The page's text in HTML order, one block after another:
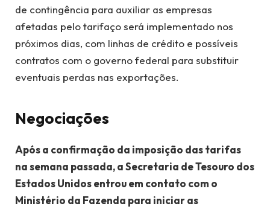
de contingência para auxiliar as empresas
afetadas pelo tarifaço será implementado nos
próximos dias, com linhas de crédito e possíveis
contratos com o governo federal para substituir
eventuais perdas nas exportações.
Negociações
Após a confirmação da imposição das tarifas
na semana passada, a Secretaria de Tesouro dos
Estados Unidos entrou em contato com o
Ministério da Fazenda para iniciar as